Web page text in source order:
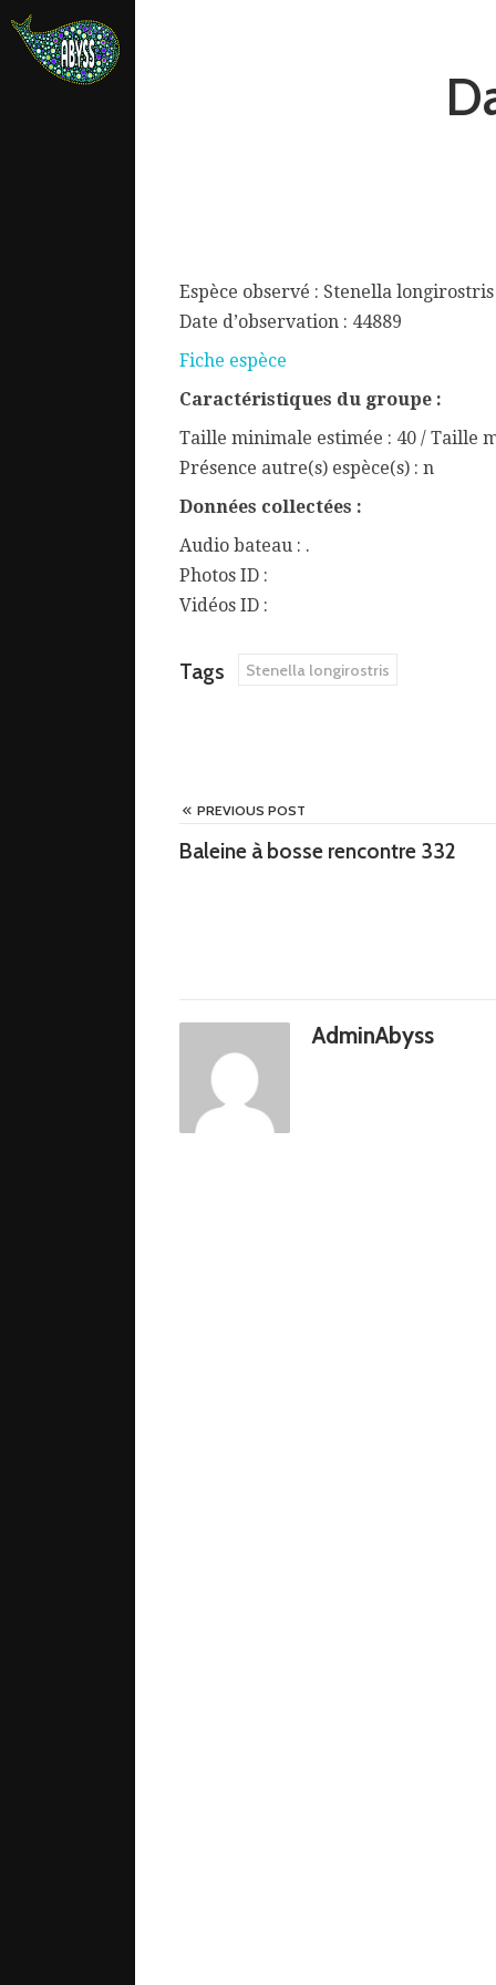
Espèce observé : Stenella longirostris
Date d’observation : 44889
Fiche espèce
Caractéristiques du groupe :
Taille minimale estimée : 40 / Taille
Présence autre(s) espèce(s) : n
Données collectées :
Audio bateau : .
Photos ID :
Vidéos ID :
Tags Stenella longirostris
PREVIOUS POST
Baleine à bosse rencontre 332
AdminAbyss